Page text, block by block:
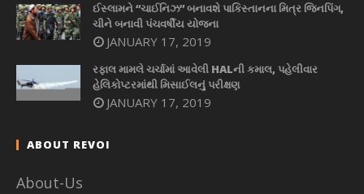
ઈસ્લામને “ચાઈનિઝ” બનાવશે પાકિસ્તાનના મિત્ર જિનપિંગ,
ચીને બનાવી પંચવર્ષીય યોજના
JANUARY 17, 2019
રફાલ મામલે ચર્ચામાં આવેલી HALની કમાલ, પહેલીવાર
હેલિકોપ્ટરમાંથી મિસાઈલનું પરીક્ષણ
JANUARY 17, 2019
ABOUT REVOI
About-Us